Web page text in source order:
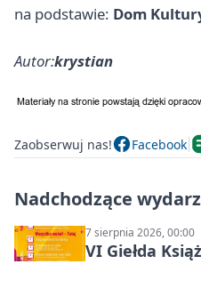
na podstawie: Dom
Autor:krystian
Zaobserwuj nas! Facebook
Nadchodzące
7 sierpnia 2026, 00:00
VI Giełda